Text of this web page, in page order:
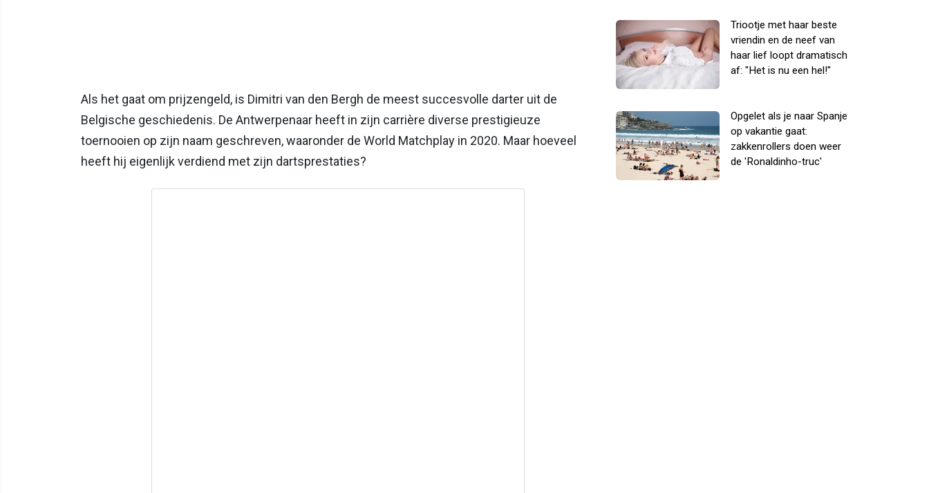
Als het gaat om prijzengeld, is Dimitri van den Bergh de meest succesvolle darter uit de
Belgische geschiedenis. De Antwerpenaar heeft in zijn carrière diverse prestigieuze
toernooien op zijn naam geschreven, waaronder de World Matchplay in 2020. Maar hoeveel
heeft hij eigenlijk verdiend met zijn dartsprestaties?
Triootje met haar beste
vriendin en de neef van
haar lief loopt dramatisch
af: "Het is nu een hel!"
Opgelet als je naar Spanje
op vakantie gaat:
zakkenrollers doen weer
de 'Ronaldinho-truc'